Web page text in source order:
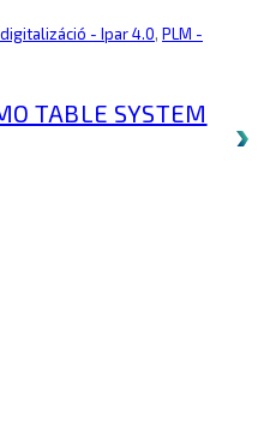
- Ipar 4.0, PLM -
TABLE SYSTEM